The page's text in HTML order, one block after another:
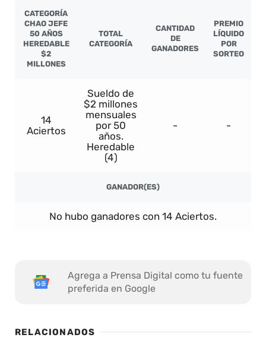
CATEGORÍA
CHAO JEFE
50 AÑOS
HEREDABLE
$2
MILLONES
TOTAL
CATEGORÍA
CANTIDAD
DE
GANADORES
PREMIO
LÍQUIDO
POR
SORTEO
14
Aciertos
Sueldo de
$2 millones
mensuales
por 50
años.
Heredable
(4)
- -
GANADOR(ES)
No hubo ganadores con 14 Aciertos.
Agrega a Prensa Digital como tu fuente
preferida en Google
RELACIONADOS